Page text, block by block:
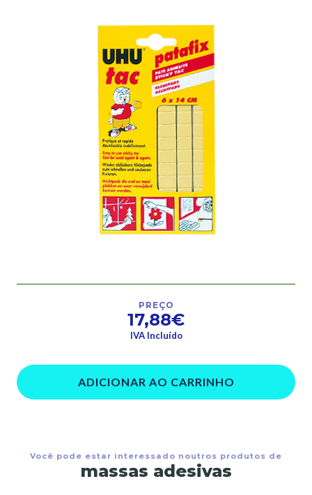
PREÇO
17,88€
IVA Incluído
ADICIONAR AO CARRINHO
Você pode estar interessado noutros produtos de
massas adesivas